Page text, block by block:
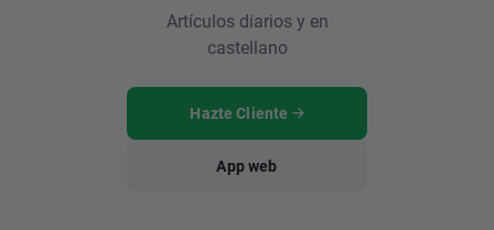
Artículos diarios y en
castellano
Hazte Cliente
App web